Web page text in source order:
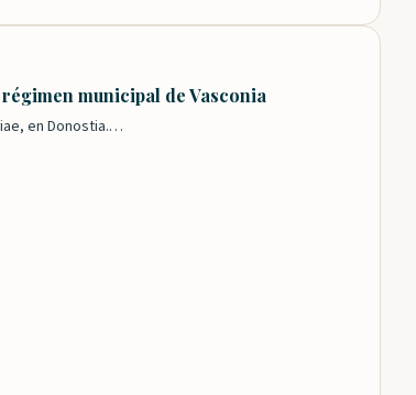
municipal de Vasconia
en Donostia.…